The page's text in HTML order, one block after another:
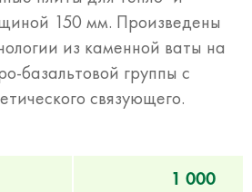
150 мм. Произведены
из каменной ваты на
базальтовой группы с
связующего.
1 000